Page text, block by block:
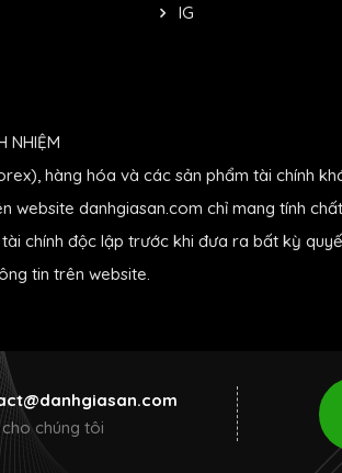
IG
NHIỆM
hàng hóa và các sản phẩm tài chính
website danhgiasan.com chỉ mang tính
chính độc lập trước khi đưa ra bất kỳ
tin trên website.
cho chúng tôi